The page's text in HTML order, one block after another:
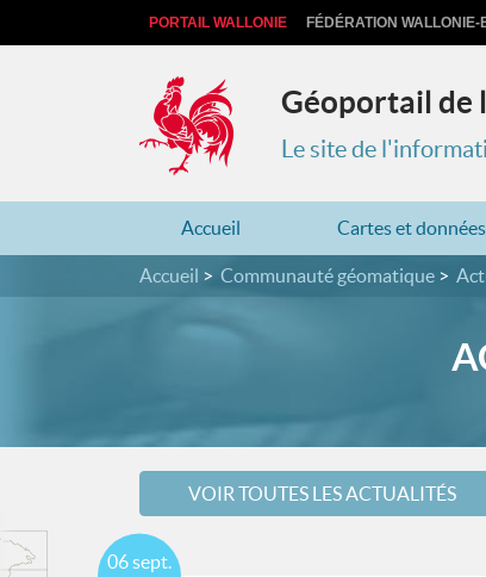
PORTAIL WALLONIE FÉDÉRATION
Géoportail de
Le site de
Accueil Cartes et données
Accueil Communauté géomatique
VOIR TOUTES LES ACTUALITÉS
06sept.